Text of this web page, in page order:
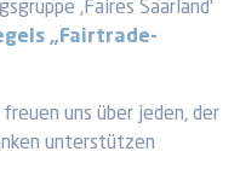
‚Faires Saarland‘
„Fairtrade-
uns über jeden, der
unterstützen